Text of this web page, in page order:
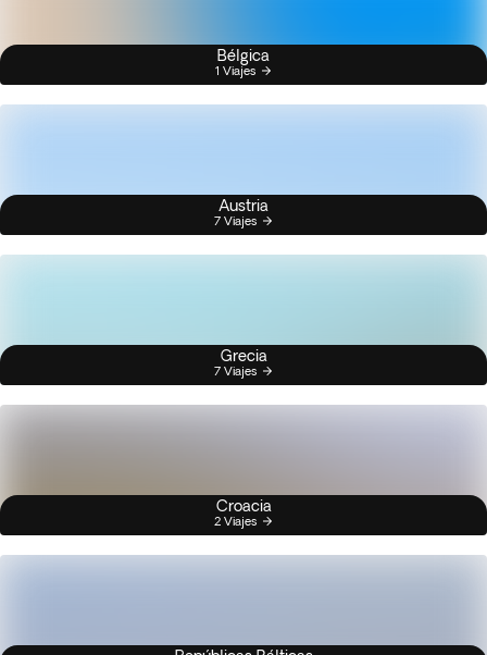
Bélgica
1 Viajes
Austria
7 Viajes
Grecia
7 Viajes
Croacia
2 Viajes